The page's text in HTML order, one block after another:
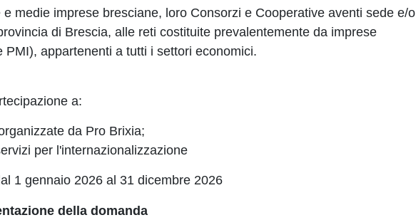
medie imprese bresciane, loro Consorzi e Cooperative aventi sede e/o
di Brescia, alle reti costituite prevalentemente da imprese
PMI), appartenenti a tutti i settori economici.
a:
da Pro Brixia;
per l'internazionalizzazione
1 gennaio 2026 al 31 dicembre 2026
della domanda